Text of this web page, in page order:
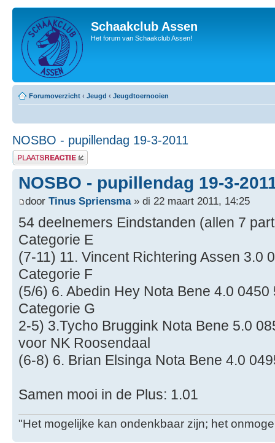
Schaakclub Assen
Het forum van Schaakclub Assen!
Forumoverzicht ‹ Jeugd ‹ Jeugdtoernooien
NOSBO - pupillendag 19-3-2011
Plaats een reactie
NOSBO - pupillendag 19-3-
door Tinus Spriensma» di 22 maart 2011, 14:25
54 deelnemers Eindstanden (allen 7
Categorie E
(7-11) 11. Vincent Richtering Assen 3.0
Categorie F
(5/6) 6. Abedin Hey Nota Bene 4.0 0450
Categorie G
2-5) 3.Tycho Bruggink Nota Bene 5.0
voor NK Roosendaal
(6-8) 6. Brian Elsinga Nota Bene 4.0
Samen mooi in de Plus: 1.01
"Het mogelijke kan ondenkbaar zijn; het